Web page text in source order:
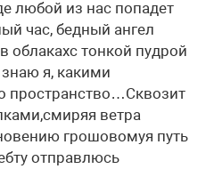
любой из нас попадет
час, бедный ангел
облакахс тонкой пудрой
я, какими
пространство…Сквозит
ветра
грошовомуя путь
отправлюсь